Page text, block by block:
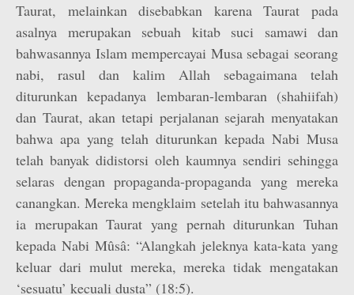
Taurat, melainkan disebabkan karena Taurat pada
asalnya merupakan sebuah kitab suci samawi dan
bahwasannya Islam mempercayai Musa sebagai seorang
nabi, rasul dan kalim Allah sebagaimana telah
diturunkan kepadanya lembaran-lembaran (shahiifah)
dan Taurat, akan tetapi perjalanan sejarah menyatakan
bahwa apa yang telah diturunkan kepada Nabi Musa
telah banyak didistorsi oleh kaumnya sendiri sehingga
selaras dengan propaganda-propaganda yang mereka
canangkan. Mereka mengklaim setelah itu bahwasannya
ia merupakan Taurat yang pernah diturunkan Tuhan
kepada Nabi Mûsâ: “Alangkah jeleknya kata-kata yang
keluar dari mulut mereka, mereka tidak mengatakan
‘sesuatu’ kecuali dusta” (18:5).